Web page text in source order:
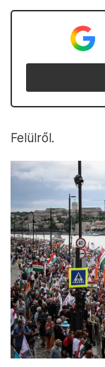
Felülről.